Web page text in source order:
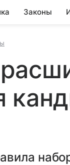
Законы